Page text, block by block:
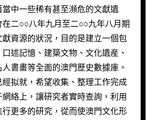
中一些稀有甚至瀕危的文獻遺
二○○八年九月至二○○九年八月期
獻資源的狀況，目的是建立一個包
述記憶、建築文物、文化遺産、
書畫等全面的澳門歷史數據庫。
拟就，希望收集、整理工作完成
絡上，讓研究者實時查詢，利用
更多的研究，從而使澳門文化形